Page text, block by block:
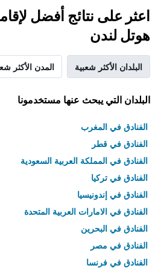
اعثر على نتائج أفضل
هوتل لندن
البلدان الأكثر شعبية المدن الأكثر
البلدان التي يبحث عنها مستخدمونا
الفنادق في المغرب
الفنادق في قطر
الفنادق في المملكة العربية السعودية
الفنادق في تركيا
الفنادق في إندونيسيا
الفنادق في الامارات العربية المتحدة
الفنادق في البحرين
الفنادق في مصر
الفنادق في فرنسا